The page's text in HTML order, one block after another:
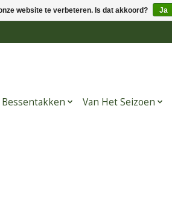
Bessentakken Van Het Seizoen
website te verbeteren. Is dat akkoord? Ja